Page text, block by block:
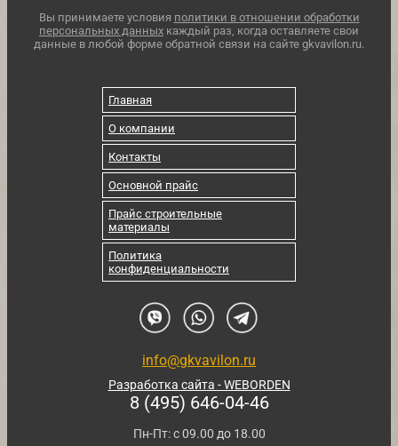
Вы принимаете условия политики в отношении обработки
персональных данных каждый раз, когда оставляете свои
данные в любой форме обратной связи на сайте gkvavilon.ru.
Главная
О компании
Контакты
Основной прайс
Прайс строительные
материалы
Политика
конфиденциальности
info@gkvavilon.ru
Разработка сайта - WEBORDEN
8 (495) 646-04-46
Пн-Пт: с 09.00 до 18.00